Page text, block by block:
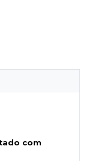
com